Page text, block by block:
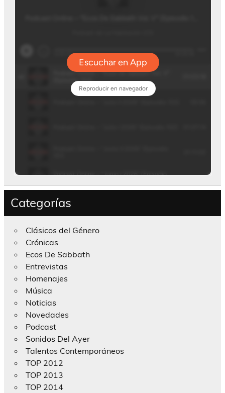
Categorías
Clásicos del Género
Crónicas
Ecos De Sabbath
Entrevistas
Homenajes
Música
Noticias
Novedades
Podcast
Sonidos Del Ayer
Talentos Contemporáneos
TOP 2012
TOP 2013
TOP 2014